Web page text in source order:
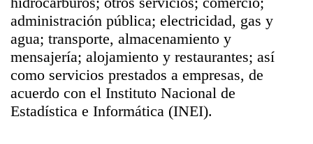
administración pública; electricidad, gas y
agua; transporte, almacenamiento y
mensajería; alojamiento y restaurantes; así
como servicios prestados a empresas, de
acuerdo con el Instituto Nacional de
Estadística e Informática (INEI).